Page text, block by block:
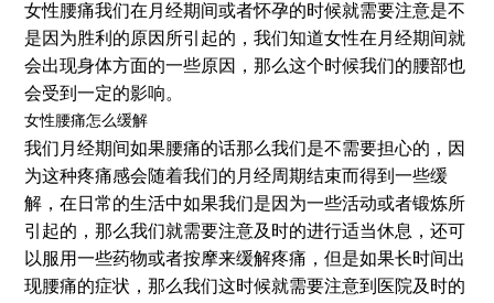
女性腰痛我们在月经期间或者怀孕的时候就需要注意是不
是因为胜利的原因所引起的，我们知道女性在月经期间就
会出现身体方面的一些原因，那么这个时候我们的腰部也
会受到一定的影响。
女性腰痛怎么缓解
我们月经期间如果腰痛的话那么我们是不需要担心的，因
为这种疼痛感会随着我们的月经周期结束而得到一些缓
解，在日常的生活中如果我们是因为一些活动或者锻炼所
引起的，那么我们就需要注意及时的进行适当休息，还可
以服用一些药物或者按摩来缓解疼痛，但是如果长时间出
现腰痛的症状，那么我们这时候就需要注意到医院及时的